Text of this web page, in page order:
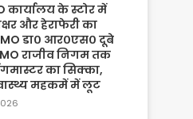
कार्यालय के स्टोर में
और हेराफेरी का
डा० आर०एस० दूबे
राजीव निगम तक
का सिक्का,
महकमें में लूट